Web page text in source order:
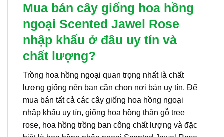
Mua bán cây giống hoa hồng
ngoại Scented Jawel Rose
nhập khẩu ở đâu uy tín và
chất lượng?
Trồng hoa hồng ngoại quan trọng nhất là chất
lượng giống nên bạn cần chọn nơi bán uy tín. Để
mua bán tất cả các cây giống hoa hồng ngoại
nhập khẩu uy tín, giống hoa hồng thân gỗ tree
rose, hoa hồng trồng ban công chất lượng và đặc